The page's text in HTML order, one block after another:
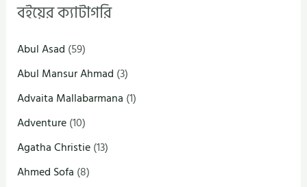
বইয়ের ক্যাটাগরি
Abul Asad (59)
Abul Mansur Ahmad (3)
Advaita Mallabarmana (1)
Adventure(10)
Agatha Christie(13)
Ahmed Sofa (8)